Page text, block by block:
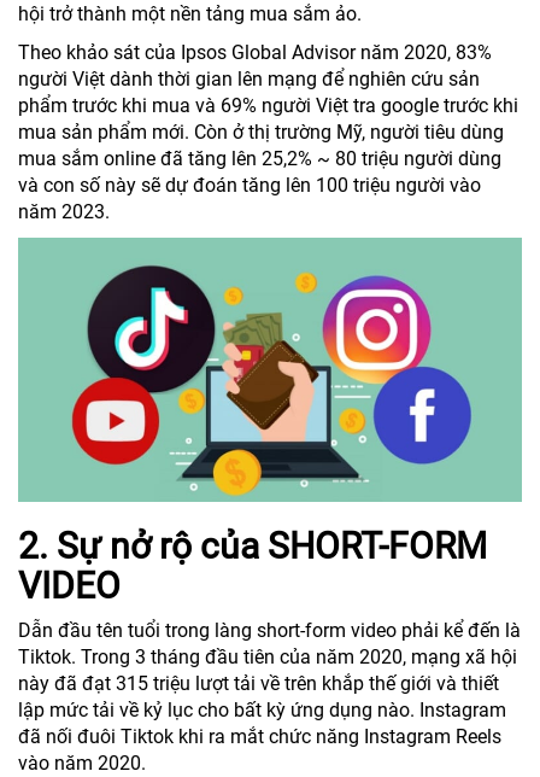
hội trở thành một nền tảng mua sắm ảo.
Theo khảo sát của Ipsos Global Advisor năm 2020, 83%
người Việt dành thời gian lên mạng để nghiên cứu sản
phẩm trước khi mua và 69% người Việt tra google trước khi
mua sản phẩm mới. Còn ở thị trường Mỹ, người tiêu dùng
mua sắm online đã tăng lên 25,2% ~ 80 triệu người dùng
và con số này sẽ dự đoán tăng lên 100 triệu người vào
năm 2023.
2. Sự nở rộ của SHORT-FORM
VIDEO
Dẫn đầu tên tuổi trong làng short-form video phải kể đến là
Tiktok. Trong 3 tháng đầu tiên của năm 2020, mạng xã hội
này đã đạt 315 triệu lượt tải về trên khắp thế giới và thiết
lập mức tải về kỷ lục cho bất kỳ ứng dụng nào. Instagram
đã nối đuôi Tiktok khi ra mắt chức năng Instagram Reels
vào năm 2020.